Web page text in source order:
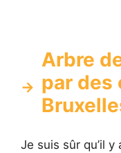
Arbre
par des
Je suis sûr qu’il